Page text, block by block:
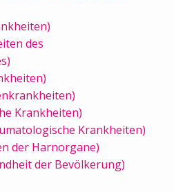
des
Krankheiten)
Krankheiten)
der Harnorgane)
der Bevölkerung)